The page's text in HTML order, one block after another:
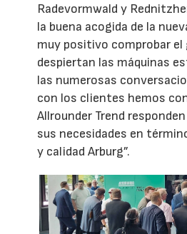
Radevormwald y
la buena acogida de la
muy positivo comprobar el
despiertan las máquinas
las numerosas
con los clientes hemos
Allrounder Trend
sus necesidades en
y calidad Arburg”.